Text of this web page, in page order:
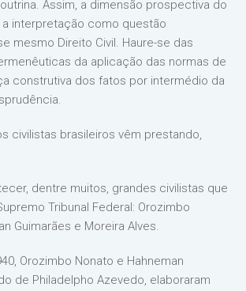
Assim, a dimensão prospectiva do
a interpretação como questão
mesmo Direito Civil. Haure-se das
da aplicação das normas de
construtiva dos fatos por intermédio da
civilistas brasileiros vêm prestando,
dentre muitos, grandes civilistas que
Tribunal Federal: Orozimbo
Guimarães e Moreira Alves.
Orozimbo Nonato e Hahneman
de Philadelpho Azevedo, elaboraram